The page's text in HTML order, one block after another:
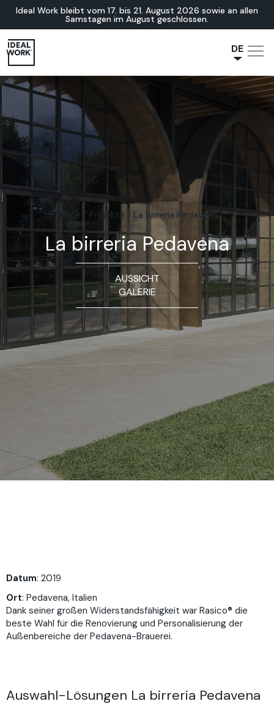
Ideal Work bleibt vom 17. bis 21. August 2026 sowie an allen
Samstagen im August geschlossen.
DE
JA
Home / Projekte / La birreria Pedavena
La birreria Pedavena
AUSSICHT
GALERIE
Datum: 2019
Ort: Pedavena, Italien
Dank seiner großen Widerstandsfähigkeit war Rasico® die
beste Wahl für die Renovierung und Personalisierung der
Außenbereiche der Pedavena-Brauerei.
Auswahl-Lösungen La birreria Pedavena